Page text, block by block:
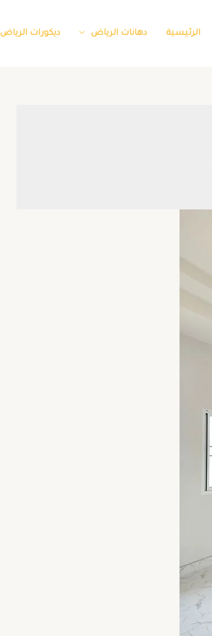
الرئيسية دهانات الرياض ديكورات الرياض